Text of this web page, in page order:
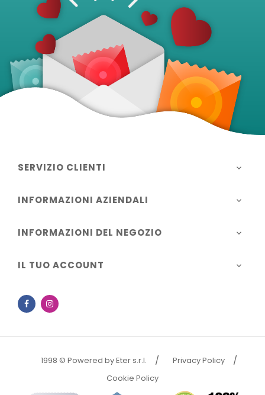
SERVIZIO CLIENTI 
INFORMAZIONI AZIENDALI 
INFORMAZIONI DEL NEGOZIO 
IL TUO ACCOUNT 
Facebook
1998 © Powered by Eter s.r.l.
Privacy Policy
Cookie Policy